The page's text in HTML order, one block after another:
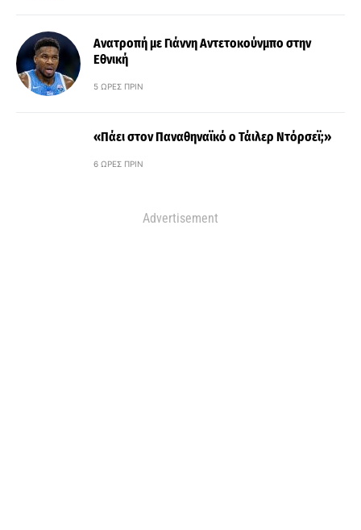
Ανατροπή με Γιάννη Αντετοκούνμπο στην
Εθνική
5 ΏΡΕΣ ΠΡΙΝ
«Πάει στον Παναθηναϊκό ο Τάιλερ Ντόρσεϊ;»
6 ΏΡΕΣ ΠΡΙΝ
Advertisement